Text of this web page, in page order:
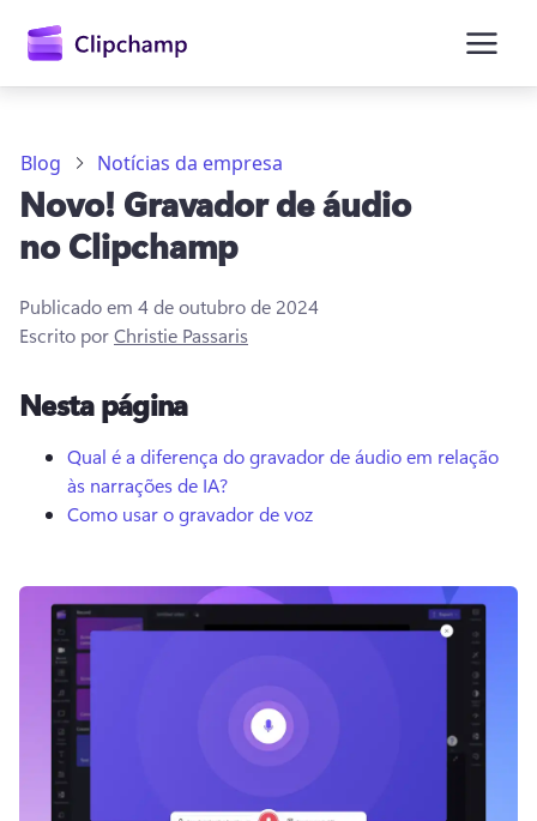
conteúdo
principal
Experimentar gratuitamente
Blog Notícias da empresa
Novo! Gravador de áudio
no Clipchamp
Publicado em 4 de outubro de 2024
Escrito porChristie Passaris
Nesta página
Qual é a diferença do gravador de áudio em relação
às narrações de IA?
Como usar o gravador de voz